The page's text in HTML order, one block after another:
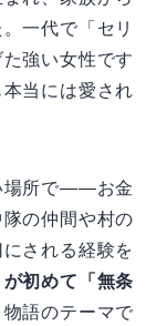
一代で「セリ
強い女性です
当には愛され
場所で——お金
の仲間や村の
される経験を
初めて「無条
語のテーマで